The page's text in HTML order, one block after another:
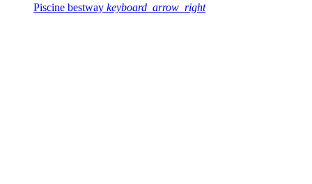
Piscine bestway keyboard_arrow_right